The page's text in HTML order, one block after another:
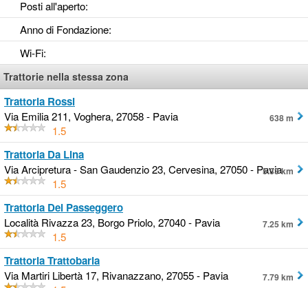
Posti all'aperto:
Anno di Fondazione:
Wi-Fi:
Trattorie nella stessa zona
Trattoria Rossi
Via Emilia 211, Voghera, 27058 - Pavia
1.5
638 m
Trattoria Da Lina
Via Arcipretura - San Gaudenzio 23, Cervesina, 27050 - Pavia
1.5
5.33 km
Trattoria Del Passeggero
Località Rivazza 23, Borgo Priolo, 27040 - Pavia
1.5
7.25 km
Trattoria Trattobaria
Via Martiri Libertà 17, Rivanazzano, 27055 - Pavia
7.79 km